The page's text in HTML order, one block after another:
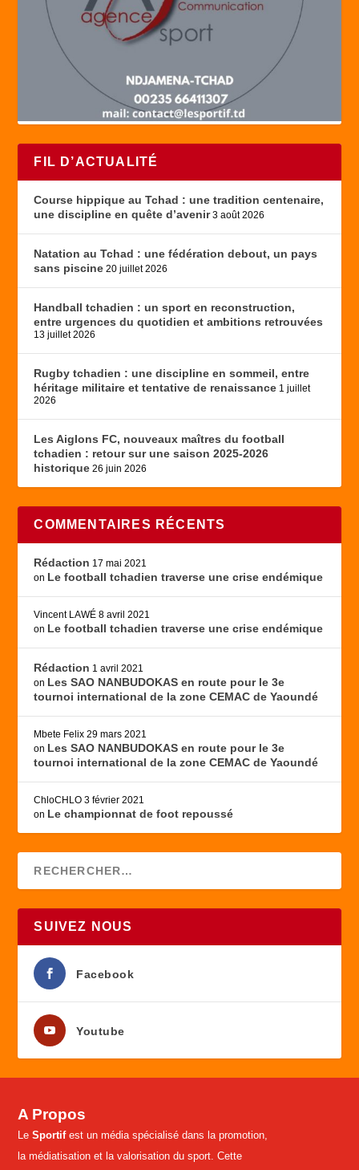
FIL D’ACTUALITÉ
Course hippique au Tchad : une tradition centenaire,
une discipline en quête d’avenir 3 août 2026
Natation au Tchad : une fédération debout, un pays
sans piscine 20 juillet 2026
Handball tchadien : un sport en reconstruction,
entre urgences du quotidien et ambitions retrouvées
13 juillet 2026
Rugby tchadien : une discipline en sommeil, entre
héritage militaire et tentative de renaissance 1 juillet
2026
Les Aiglons FC, nouveaux maîtres du football
tchadien : retour sur une saison 2025-2026
historique 26 juin 2026
COMMENTAIRES RÉCENTS
Rédaction 17 mai 2021
on Le football tchadien traverse une crise endémique
Vincent LAWÉ 8 avril 2021
on Le football tchadien traverse une crise endémique
Rédaction 1 avril 2021
on Les SAO NANBUDOKAS en route pour le 3e
tournoi international de la zone CEMAC de Yaoundé
Mbete Felix 29 mars 2021
on Les SAO NANBUDOKAS en route pour le 3e
tournoi international de la zone CEMAC de Yaoundé
ChloCHLO 3 février 2021
on Le championnat de foot repoussé
SUIVEZ NOUS
Facebook
Youtube
A Propos
LeSportifest un média spécialisé dans la promotion,
la médiatisation et la valorisation du sport. Cette